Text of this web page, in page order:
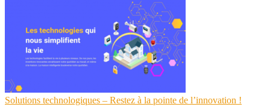
Solutions technologiques – Restez à la pointe de l’innovation !